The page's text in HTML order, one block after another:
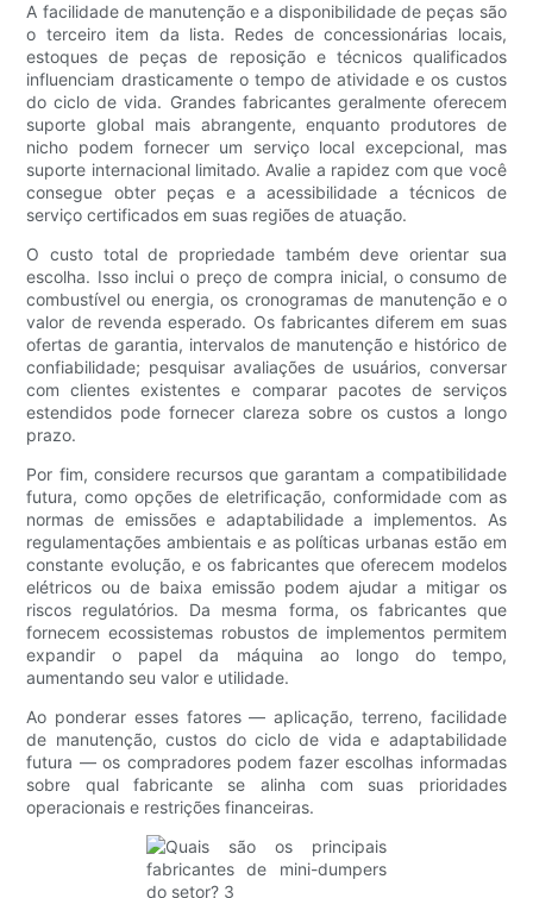
A facilidade de manutenção e a disponibilidade de peças são
o terceiro item da lista. Redes de concessionárias locais,
estoques de peças de reposição e técnicos qualificados
influenciam drasticamente o tempo de atividade e os custos
do ciclo de vida. Grandes fabricantes geralmente oferecem
suporte global mais abrangente, enquanto produtores de
nicho podem fornecer um serviço local excepcional, mas
suporte internacional limitado. Avalie a rapidez com que você
consegue obter peças e a acessibilidade a técnicos de
serviço certificados em suas regiões de atuação.
O custo total de propriedade também deve orientar sua
escolha. Isso inclui o preço de compra inicial, o consumo de
combustível ou energia, os cronogramas de manutenção e o
valor de revenda esperado. Os fabricantes diferem em suas
ofertas de garantia, intervalos de manutenção e histórico de
confiabilidade; pesquisar avaliações de usuários, conversar
com clientes existentes e comparar pacotes de serviços
estendidos pode fornecer clareza sobre os custos a longo
prazo.
Por fim, considere recursos que garantam a compatibilidade
futura, como opções de eletrificação, conformidade com as
normas de emissões e adaptabilidade a implementos. As
regulamentações ambientais e as políticas urbanas estão em
constante evolução, e os fabricantes que oferecem modelos
elétricos ou de baixa emissão podem ajudar a mitigar os
riscos regulatórios. Da mesma forma, os fabricantes que
fornecem ecossistemas robustos de implementos permitem
expandir o papel da máquina ao longo do tempo,
aumentando seu valor e utilidade.
Ao ponderar esses fatores — aplicação, terreno, facilidade
de manutenção, custos do ciclo de vida e adaptabilidade
futura — os compradores podem fazer escolhas informadas
sobre qual fabricante se alinha com suas prioridades
operacionais e restrições financeiras.